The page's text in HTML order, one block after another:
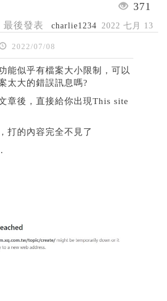
371
最後發表 charlie1234 2022 七月 13
2022/07/08
能似乎有檔案大小限制，可以
太大的錯誤訊息嗎?
章後，直接給你出現This site
打的內容完全不見了